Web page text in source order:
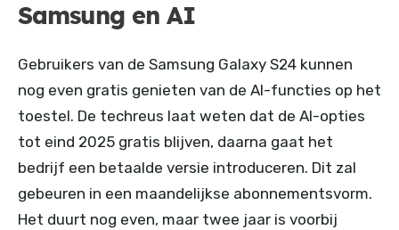
Samsung en AI
Gebruikers van de Samsung Galaxy S24 kunnen
nog even gratis genieten van de AI-functies op het
toestel. De techreus laat weten dat de AI-opties
tot eind 2025 gratis blijven, daarna gaat het
bedrijf een betaalde versie introduceren. Dit zal
gebeuren in een maandelijkse abonnementsvorm.
Het duurt nog even, maar twee jaar is voorbij